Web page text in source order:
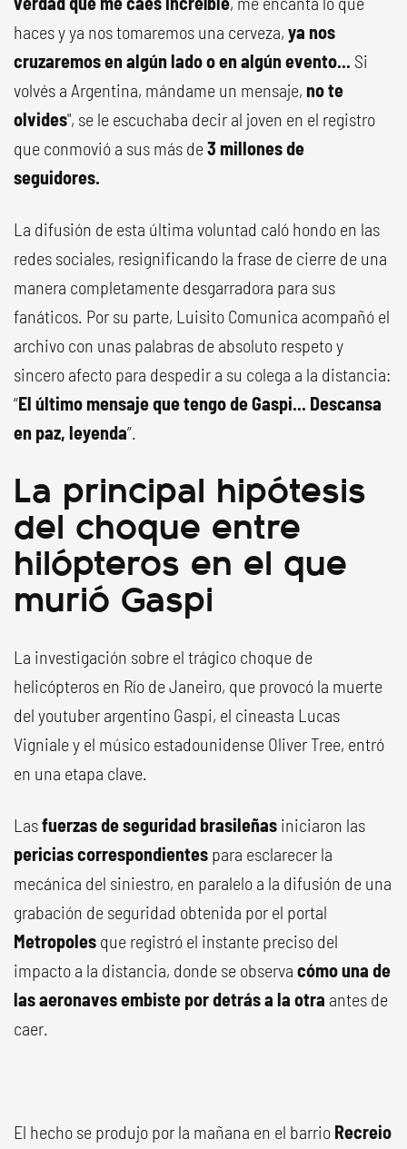
haces y ya nos tomaremos una cerveza, ya nos
cruzaremos en algún lado o en algún evento... Si
volvés a Argentina, mándame un mensaje, no te
olvides", se le escuchaba decir al joven en el registro
que conmovió a sus más de3 millones de
seguidores.
La difusión de esta última voluntad caló hondo en las
redes sociales, resignificando la frase de cierre de una
manera completamente desgarradora para sus
fanáticos. Por su parte, Luisito Comunica acompañó el
archivo con unas palabras de absoluto respeto y
sincero afecto para despedir a su colega a la distancia:
“El último mensaje que tengo de Gaspi... Descansa
en paz, leyenda”.
La principal hipótesis
del choque entre
hilópteros en el que
murió Gaspi
La investigación sobre el trágico choque de
helicópteros en Río de Janeiro, que provocó la muerte
del youtuber argentino Gaspi, el cineasta Lucas
Vigniale y el músico estadounidense Oliver Tree, entró
en una etapa clave.
Lasfuerzas de seguridad brasileñas iniciaron las
pericias correspondientes para esclarecer la
mecánica del siniestro, en paralelo a la difusión de una
grabación de seguridad obtenida por el portal
Metropoles que registró el instante preciso del
impacto a la distancia, donde se observa cómo una de
las aeronaves embiste por detrás a la otra antes de
caer.
El hecho se produjo por la mañana en el barrio Recreio